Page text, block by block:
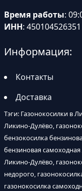
Время работы:
ИНН: 450104526351
Информация:
Контакты
Доставка
Тэги: Газонокосилки в
Ликино-Дулёво,
бензокосилка
бензиновая
Ликино-Дулёво,
недорого,
газонокосилка